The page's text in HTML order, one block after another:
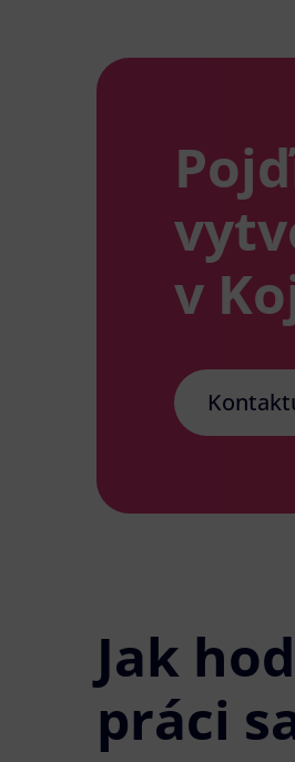
v
Jak
práci